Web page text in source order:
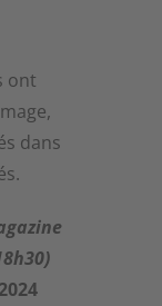
ont
dans